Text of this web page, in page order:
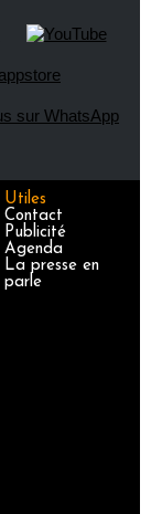
Utiles
Contact
Publicité
Agenda
La presse en
parle